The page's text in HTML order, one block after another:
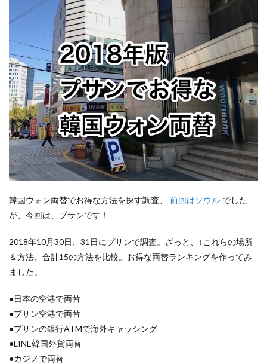
韓国ウォン両替でお得な方法を探す調査、 前回はソウル でした
が、今回は、プサンです！
2018年10月30日、31日にプサンで調査。ざっと、↓これらの場所
＆方法、合計15の方法を比較。お得な両替ランキングを作ってみ
ました。
●日本の空港で両替
●プサン空港で両替
●プサンの銀行ATMで海外キャッシング
●LINE韓国外貨両替
●カジノで両替